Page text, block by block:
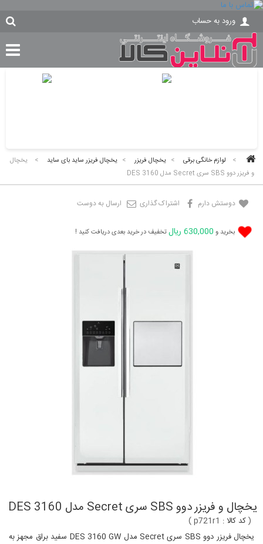
ورود به حساب
> لوازم خانگی برقی > یخچال فریزر > یخچال فریزر ساید بای ساید >
یخچال
و فریزر دوو SBS سری Secret مدل DES 3160
دوستش دارم اشتراک گذاری ارسال به دوست
بخرید و 630,000 ریال تخفیف در خرید بعدی دریافت کنید !
یخچال و فریزر دوو SBS سری Secret مدل DES 3160
(کد کالا : p721r1
)
یخچال فریزر دوو SBS سری Secret مدل DES 3160 GW سفید براق مجهز به